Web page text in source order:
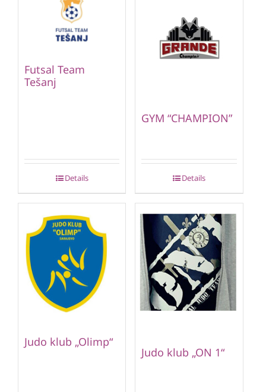
Futsal Team
Tešanj
Details
GYM “CHAMPION”
Details
Judo klub „Olimp“
Judo klub „ON 1“